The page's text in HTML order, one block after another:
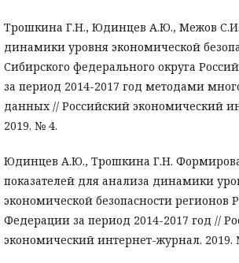
Трошкина Г.Н., Юдинцев А.Ю., Межов
динамики уровня экономической
Сибирского федерального округа
за период 2014-2017 год методами
данных // Российский экономический
2019. № 4.
Юдинцев А.Ю., Трошкина Г.Н.
показателей для анализа динамики
экономической безопасности регионов
Федерации за период 2014-2017 год //
экономический интернет-журнал. 2019.